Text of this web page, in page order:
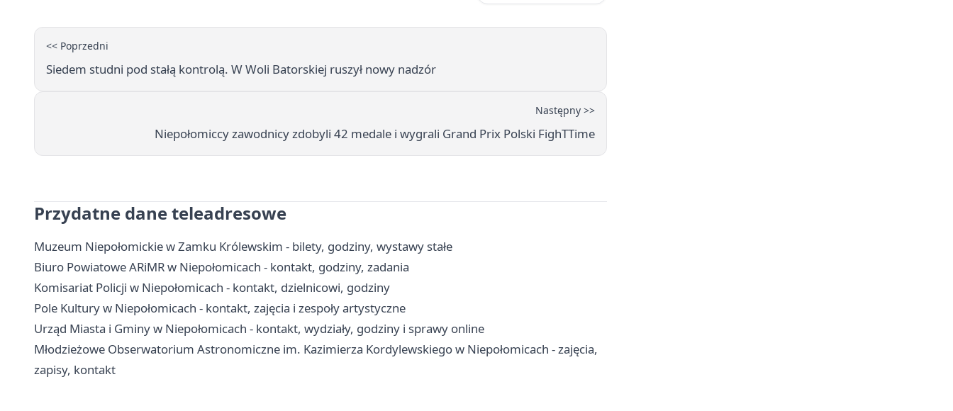
<< Poprzedni
Siedem studni pod stałą kontrolą. W Woli Batorskiej ruszył nowy nadzór
Następny >>
Niepołomiccy zawodnicy zdobyli 42 medale i wygrali Grand Prix Polski FighTTime
Przydatne dane teleadresowe
Muzeum Niepołomickie w Zamku Królewskim - bilety, godziny, wystawy stałe
Biuro Powiatowe ARiMR w Niepołomicach - kontakt, godziny, zadania
Komisariat Policji w Niepołomicach - kontakt, dzielnicowi, godziny
Pole Kultury w Niepołomicach - kontakt, zajęcia i zespoły artystyczne
Urząd Miasta i Gminy w Niepołomicach - kontakt, wydziały, godziny i sprawy online
Młodzieżowe Obserwatorium Astronomiczne im. Kazimierza Kordylewskiego w Niepołomicach - zajęcia,
zapisy, kontakt